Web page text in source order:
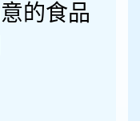
的食品